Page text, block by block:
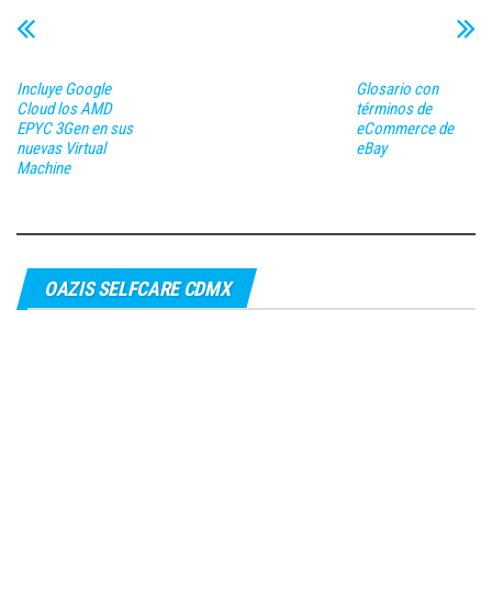
Incluye Google
Cloud los AMD
EPYC 3Gen en sus
nuevas Virtual
Machine
Glosario con
términos de
eCommerce de
eBay
OAZIS SELFCARE CDMX